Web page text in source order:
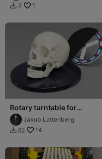
 3 1
Rotary turntable for
scanningJakub Lattenberg
 92 14